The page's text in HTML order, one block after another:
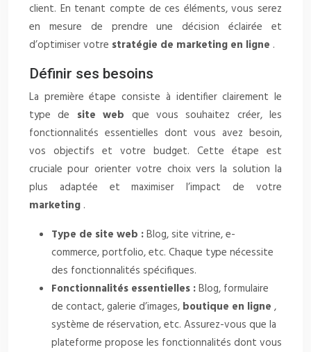
client. En tenant compte de ces éléments, vous serez
en mesure de prendre une décision éclairée et
d’optimiser votre stratégie de marketing en ligne .
Définir ses besoins
La première étape consiste à identifier clairement le
type de site web que vous souhaitez créer, les
fonctionnalités essentielles dont vous avez besoin,
vos objectifs et votre budget. Cette étape est
cruciale pour orienter votre choix vers la solution la
plus adaptée et maximiser l’impact de votre
marketing .
Type de site web :Blog, site vitrine, e-
commerce, portfolio, etc. Chaque type nécessite
des fonctionnalités spécifiques.
Fonctionnalités essentielles :Blog, formulaire
de contact, galerie d’images, boutique en ligne ,
système de réservation, etc. Assurez-vous que la
plateforme propose les fonctionnalités dont vous